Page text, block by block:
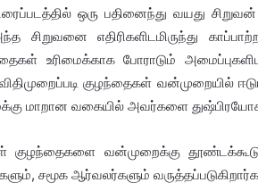
ஒரு பதினைந்து வயது
எதிரிகளிடமிருந்து
உரிமைக்காக போராடும்
குழந்தைகள் வன்முறையில்
மாறான வகையில் அவர்களை
குழந்தைகளை வன்முறைக்கு
சமூக ஆர்வலர்களும்